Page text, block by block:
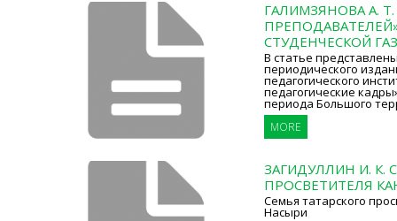
ГАЛИМЗЯНОВА А.
СТУДЕНЧЕСКОЙ
В статье
периодического
педагогического
педагогические
периода Большого
MORE
ЗАГИДУЛЛИН И. К.
ПРОСВЕТИТЕЛЯ
Семья татарского
Насыри